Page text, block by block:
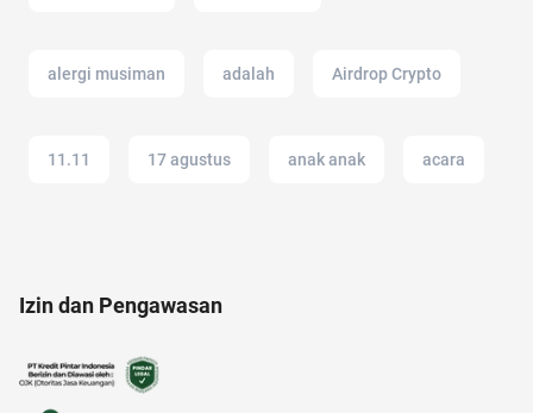
alergi musiman adalah Airdrop Crypto
11.11 17 agustus anak anak acara
Izin dan Pengawasan